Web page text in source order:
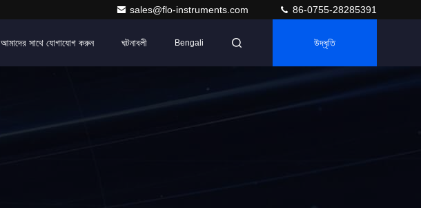
sales@flo-instruments.com 86-0755-28285391
আমাদের সাথে যোগাযোগ করুন ঘটনাবলী Bengali উদ্ধৃতি